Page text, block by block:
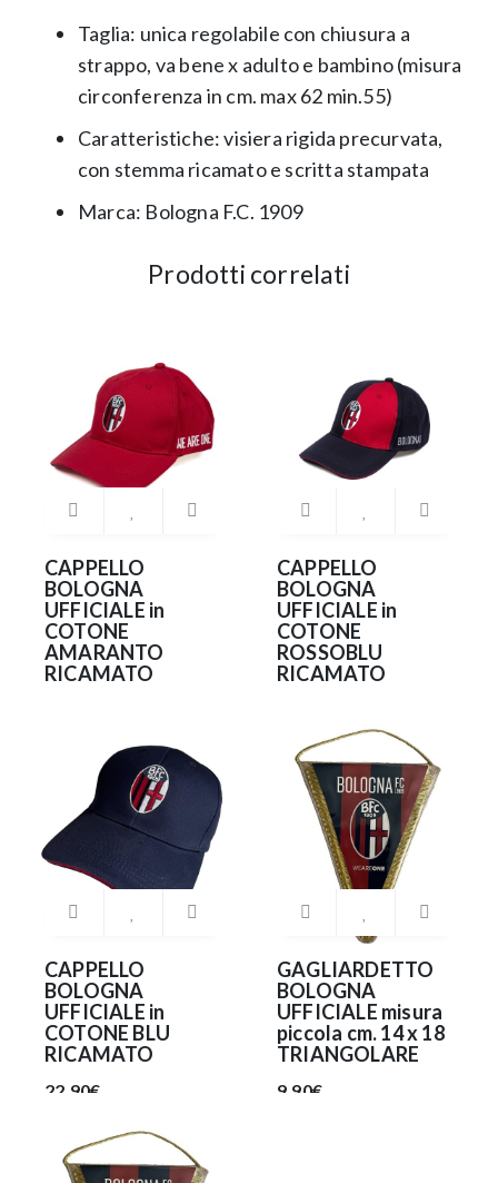
Taglia: unica regolabile con chiusura a
strappo, va bene x adulto e bambino (misura
circonferenza in cm. max 62 min.55)
Caratteristiche: visiera rigida precurvata,
con stemma ricamato e scritta stampata
Marca: Bologna F.C. 1909
Prodotti correlati
CAPPELLO
BOLOGNA
UFFICIALE in
COTONE
AMARANTO
RICAMATO
CAPPELLO
BOLOGNA
UFFICIALE in
COTONE
ROSSOBLU
RICAMATO
CAPPELLO
BOLOGNA
UFFICIALE in
COTONE BLU
RICAMATO
22.90€
GAGLIARDETTO
BOLOGNA
UFFICIALE misura
piccola cm. 14 x 18
TRIANGOLARE
9.90€